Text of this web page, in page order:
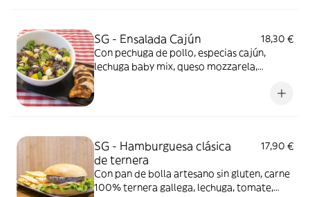
SG - Ensalada Cajún
18,30 €
Con pechuga de pollo, especias cajún,
lechuga baby mix, queso mozzarela,
SG - Hamburguesa clásica
de ternera
17,90 €
Con pan de bolla artesano sin gluten, carne
100% ternera gallega, lechuga, tomate,